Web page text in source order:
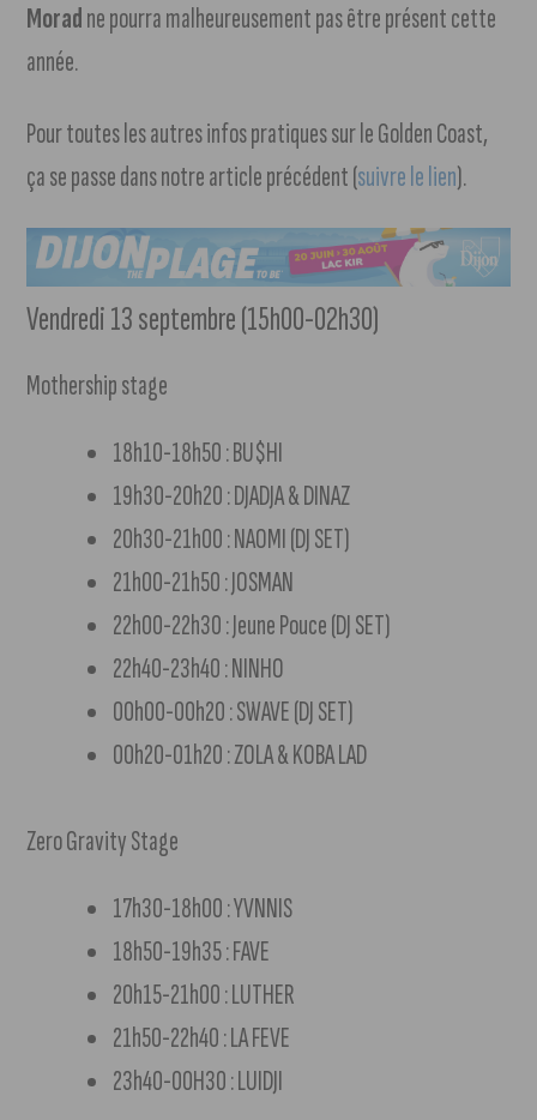
Moradne pourra malheureusement pas être présent cette
année.
Pour toutes les autres infos pratiques sur le Golden Coast,
ça se passe dans notre article précédent (suivre le lien).
Vendredi 13 septembre (15h00-02h30)
Mothership stage
18h10-18h50 : BU$HI
19h30-20h20 : DJADJA & DINAZ
20h30-21h00 : NAOMI (DJ SET)
21h00-21h50 : JOSMAN
22h00-22h30 : Jeune Pouce (DJ SET)
22h40-23h40 : NINHO
00h00-00h20 : SWAVE (DJ SET)
00h20-01h20 : ZOLA & KOBA LAD
Zero Gravity Stage
17h30-18h00 : YVNNIS
18h50-19h35 : FAVE
20h15-21h00 : LUTHER
21h50-22h40 : LA FEVE
23h40-00H30 : LUIDJI